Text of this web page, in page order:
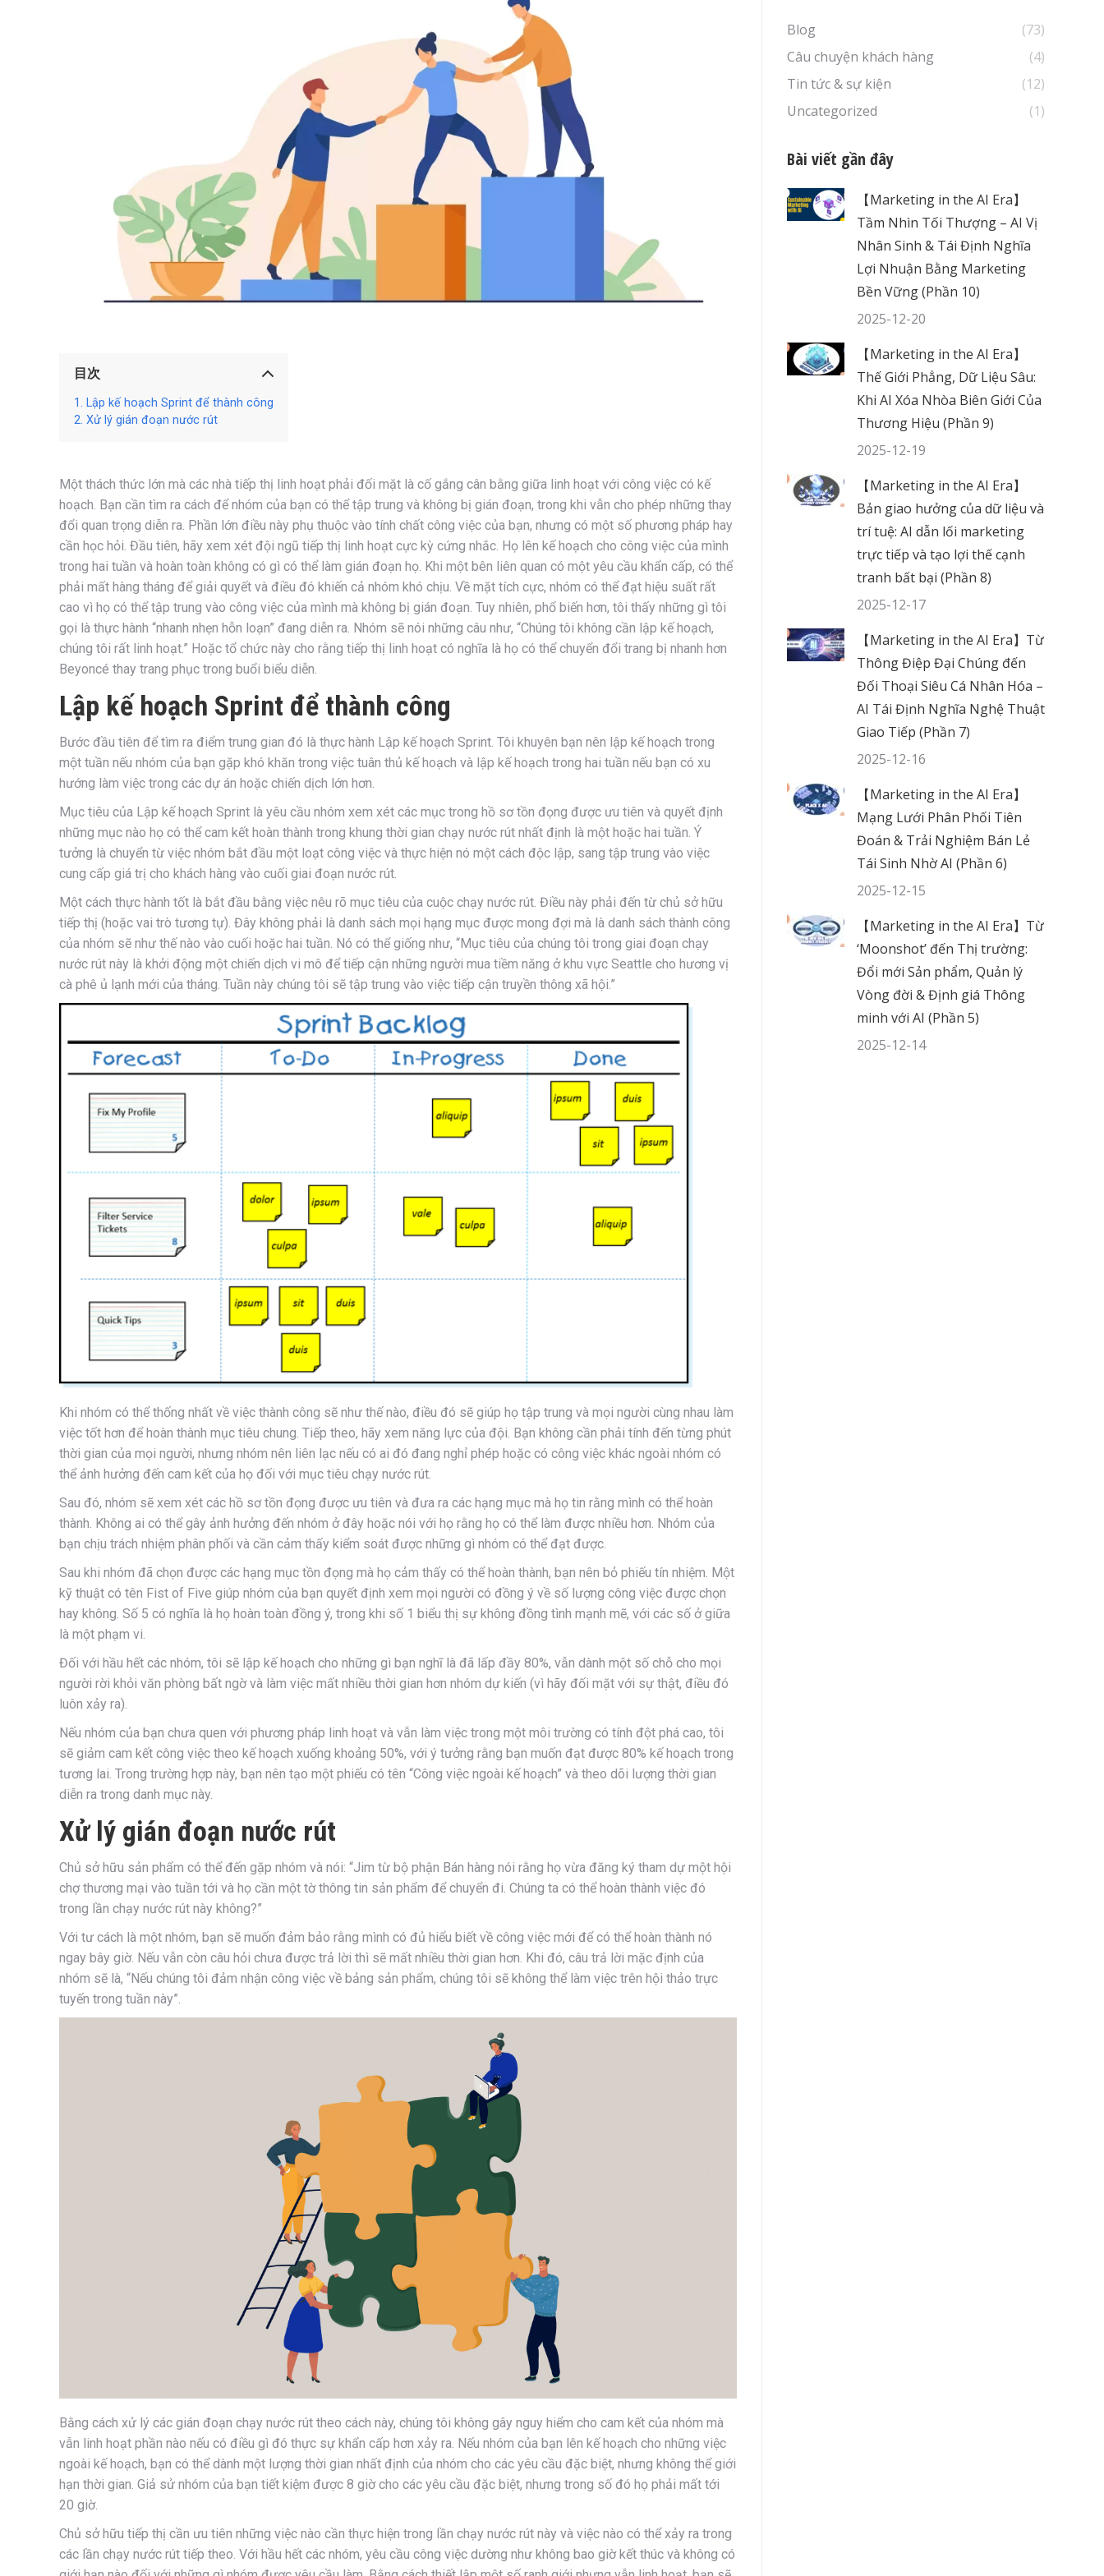
目次
Lập kế hoạch Sprint để thành công
Xử lý gián đoạn nước rút
Một thách thức lớn mà các nhà tiếp thị linh hoạt phải đối mặt là cố gắng cân bằng giữa linh hoạt với công việc có kế
hoạch. Bạn cần tìm ra cách để nhóm của bạn có thể tập trung và không bị gián đoạn, trong khi vẫn cho phép những thay
đổi quan trọng diễn ra. Phần lớn điều này phụ thuộc vào tính chất công việc của bạn, nhưng có một số phương pháp hay
cần học hỏi. Đầu tiên, hãy xem xét đội ngũ tiếp thị linh hoạt cực kỳ cứng nhắc. Họ lên kế hoạch cho công việc của mình
trong hai tuần và hoàn toàn không có gì có thể làm gián đoạn họ. Khi một bên liên quan có một yêu cầu khẩn cấp, có thể
phải mất hàng tháng để giải quyết và điều đó khiến cả nhóm khó chịu. Về mặt tích cực, nhóm có thể đạt hiệu suất rất
cao vì họ có thể tập trung vào công việc của mình mà không bị gián đoạn. Tuy nhiên, phổ biến hơn, tôi thấy những gì tôi
gọi là thực hành “nhanh nhẹn hỗn loạn” đang diễn ra. Nhóm sẽ nói những câu như, “Chúng tôi không cần lập kế hoạch,
chúng tôi rất linh hoạt.” Hoặc tổ chức này cho rằng tiếp thị linh hoạt có nghĩa là họ có thể chuyển đổi trang bị nhanh hơn
Beyoncé thay trang phục trong buổi biểu diễn.
Lập kế hoạch Sprint để thành công
Bước đầu tiên để tìm ra điểm trung gian đó là thực hành Lập kế hoạch Sprint. Tôi khuyên bạn nên lập kế hoạch trong
một tuần nếu nhóm của bạn gặp khó khăn trong việc tuân thủ kế hoạch và lập kế hoạch trong hai tuần nếu bạn có xu
hướng làm việc trong các dự án hoặc chiến dịch lớn hơn.
Mục tiêu của Lập kế hoạch Sprint là yêu cầu nhóm xem xét các mục trong hồ sơ tồn đọng được ưu tiên và quyết định
những mục nào họ có thể cam kết hoàn thành trong khung thời gian chạy nước rút nhất định là một hoặc hai tuần. Ý
tưởng là chuyển từ việc nhóm bắt đầu một loạt công việc và thực hiện nó một cách độc lập, sang tập trung vào việc
cung cấp giá trị cho khách hàng vào cuối giai đoạn nước rút.
Một cách thực hành tốt là bắt đầu bằng việc nêu rõ mục tiêu của cuộc chạy nước rút. Điều này phải đến từ chủ sở hữu
tiếp thị (hoặc vai trò tương tự). Đây không phải là danh sách mọi hạng mục được mong đợi mà là danh sách thành công
của nhóm sẽ như thế nào vào cuối hoặc hai tuần. Nó có thể giống như, “Mục tiêu của chúng tôi trong giai đoạn chạy
nước rút này là khởi động một chiến dịch vi mô để tiếp cận những người mua tiềm năng ở khu vực Seattle cho hương vị
cà phê ủ lạnh mới của tháng. Tuần này chúng tôi sẽ tập trung vào việc tiếp cận truyền thông xã hội.”
Khi nhóm có thể thống nhất về việc thành công sẽ như thế nào, điều đó sẽ giúp họ tập trung và mọi người cùng nhau làm
việc tốt hơn để hoàn thành mục tiêu chung. Tiếp theo, hãy xem năng lực của đội. Bạn không cần phải tính đến từng phút
thời gian của mọi người, nhưng nhóm nên liên lạc nếu có ai đó đang nghỉ phép hoặc có công việc khác ngoài nhóm có
thể ảnh hưởng đến cam kết của họ đối với mục tiêu chạy nước rút.
Sau đó, nhóm sẽ xem xét các hồ sơ tồn đọng được ưu tiên và đưa ra các hạng mục mà họ tin rằng mình có thể hoàn
thành. Không ai có thể gây ảnh hưởng đến nhóm ở đây hoặc nói với họ rằng họ có thể làm được nhiều hơn. Nhóm của
bạn chịu trách nhiệm phân phối và cần cảm thấy kiểm soát được những gì nhóm có thể đạt được.
Sau khi nhóm đã chọn được các hạng mục tồn đọng mà họ cảm thấy có thể hoàn thành, bạn nên bỏ phiếu tín nhiệm. Một
kỹ thuật có tên Fist of Five giúp nhóm của bạn quyết định xem mọi người có đồng ý về số lượng công việc được chọn
hay không. Số 5 có nghĩa là họ hoàn toàn đồng ý, trong khi số 1 biểu thị sự không đồng tình mạnh mẽ, với các số ở giữa
là một phạm vi.
Đối với hầu hết các nhóm, tôi sẽ lập kế hoạch cho những gì bạn nghĩ là đã lấp đầy 80%, vẫn dành một số chỗ cho mọi
người rời khỏi văn phòng bất ngờ và làm việc mất nhiều thời gian hơn nhóm dự kiến (vì hãy đối mặt với sự thật, điều đó
luôn xảy ra).
Nếu nhóm của bạn chưa quen với phương pháp linh hoạt và vẫn làm việc trong một môi trường có tính đột phá cao, tôi
sẽ giảm cam kết công việc theo kế hoạch xuống khoảng 50%, với ý tưởng rằng bạn muốn đạt được 80% kế hoạch trong
tương lai. Trong trường hợp này, bạn nên tạo một phiếu có tên “Công việc ngoài kế hoạch” và theo dõi lượng thời gian
diễn ra trong danh mục này.
Xử lý gián đoạn nước rút
Chủ sở hữu sản phẩm có thể đến gặp nhóm và nói: “Jim từ bộ phận Bán hàng nói rằng họ vừa đăng ký tham dự một hội
chợ thương mại vào tuần tới và họ cần một tờ thông tin sản phẩm để chuyển đi. Chúng ta có thể hoàn thành việc đó
trong lần chạy nước rút này không?”
Với tư cách là một nhóm, bạn sẽ muốn đảm bảo rằng mình có đủ hiểu biết về công việc mới để có thể hoàn thành nó
ngay bây giờ. Nếu vẫn còn câu hỏi chưa được trả lời thì sẽ mất nhiều thời gian hơn. Khi đó, câu trả lời mặc định của
nhóm sẽ là, “Nếu chúng tôi đảm nhận công việc về bảng sản phẩm, chúng tôi sẽ không thể làm việc trên hội thảo trực
tuyến trong tuần này”.
Bằng cách xử lý các gián đoạn chạy nước rút theo cách này, chúng tôi không gây nguy hiểm cho cam kết của nhóm mà
vẫn linh hoạt phần nào nếu có điều gì đó thực sự khẩn cấp hơn xảy ra. Nếu nhóm của bạn lên kế hoạch cho những việc
ngoài kế hoạch, bạn có thể dành một lượng thời gian nhất định của nhóm cho các yêu cầu đặc biệt, nhưng không thể giới
hạn thời gian. Giả sử nhóm của bạn tiết kiệm được 8 giờ cho các yêu cầu đặc biệt, nhưng trong số đó họ phải mất tới
20 giờ.
Chủ sở hữu tiếp thị cần ưu tiên những việc nào cần thực hiện trong lần chạy nước rút này và việc nào có thể xảy ra trong
các lần chạy nước rút tiếp theo. Với hầu hết các nhóm, yêu cầu công việc dường như không bao giờ kết thúc và không có
Blog
(73)
Câu chuyện khách hàng
(4)
Tin tức & sự kiện
(12)
Uncategorized
(1)
Bài viết gần đây
【Marketing in the AI Era】
Tầm Nhìn Tối Thượng – AI Vị
Nhân Sinh & Tái Định Nghĩa
Lợi Nhuận Bằng Marketing
Bền Vững (Phần 10)
2025-12-20
【Marketing in the AI Era】
Thế Giới Phẳng, Dữ Liệu Sâu:
Khi AI Xóa Nhòa Biên Giới Của
Thương Hiệu (Phần 9)
2025-12-19
【Marketing in the AI Era】
Bản giao hưởng của dữ liệu và
trí tuệ: AI dẫn lối marketing
trực tiếp và tạo lợi thế cạnh
tranh bất bại (Phần 8)
2025-12-17
【Marketing in the AI Era】Từ
Thông Điệp Đại Chúng đến
Đối Thoại Siêu Cá Nhân Hóa –
AI Tái Định Nghĩa Nghệ Thuật
Giao Tiếp (Phần 7)
2025-12-16
【Marketing in the AI Era】
Mạng Lưới Phân Phối Tiên
Đoán & Trải Nghiệm Bán Lẻ
Tái Sinh Nhờ AI (Phần 6)
2025-12-15
【Marketing in the AI Era】Từ
‘Moonshot’ đến Thị trường:
Đổi mới Sản phẩm, Quản lý
Vòng đời & Định giá Thông
minh với AI (Phần 5)
2025-12-14